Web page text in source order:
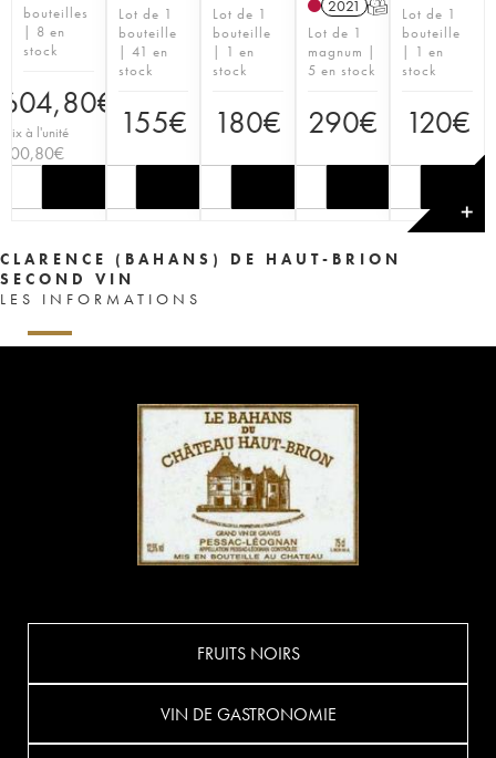
bouteilles
| 8 en
stock
604,80€
Prix à l'unité
100,80€
Lot de 1
bouteille
| 41 en
stock
155€
Lot de 1
bouteille
| 1 en
stock
180€
2021 T
Lot de 1
magnum |
5 en stock
290€
Lot de 1
bouteille
| 1 en
stock
120€
✕
CLARENCE (BAHANS) DE HAUT-BRION
SECOND VIN
LES INFORMATIONS
FRUITS NOIRS
VIN DE GASTRONOMIE